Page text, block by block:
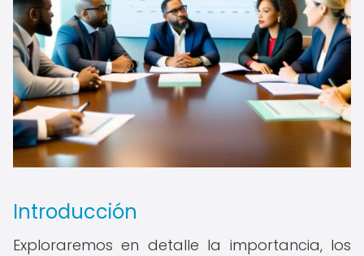
Introducción
Exploraremos en detalle la importancia, los